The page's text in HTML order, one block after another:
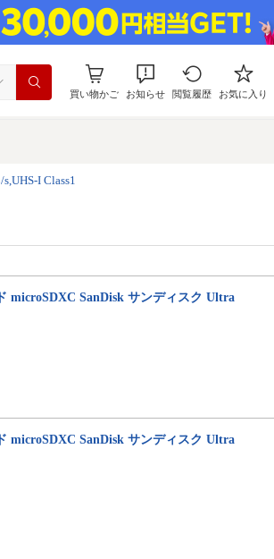
買い物かご お知らせ 閲覧履歴 お気に入り
I Class1
microSDXC SanDisk サンディスク Ultra
microSDXC SanDisk サンディスク Ultra